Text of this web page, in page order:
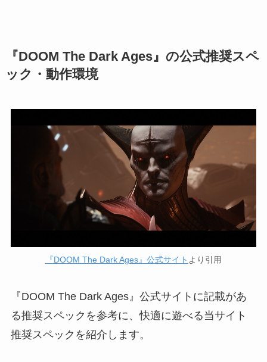
『DOOM The Dark Ages』の公式推奨スペ
ック・動作環境
『DOOM The Dark Ages』公式サイト より引用
『DOOM The Dark Ages』公式サイトに記載があ
る推奨スペックを参考に、快適に遊べる当サイト
推奨スペックを紹介します。